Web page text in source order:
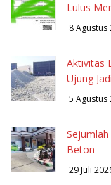
Lulus
8 Agustus
Aktivitas
Ujung
5 Agustus
Beton
29 Juli